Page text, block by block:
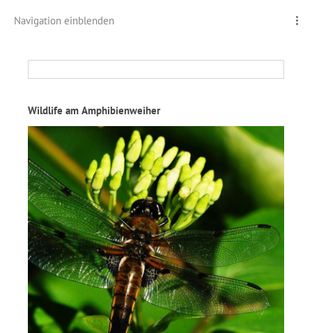
Navigation einblenden
Wildlife am Amphibienweiher